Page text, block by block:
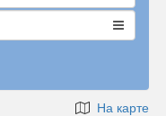
На карте